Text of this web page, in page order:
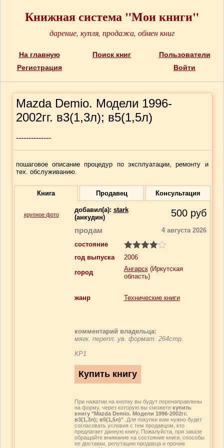
Книжная система "Мои книги"
дарение, купля, продажа, обмен книг
На главную Поиск книг
Пользователи
Регистрация
Войти
Mazda Demio. Модели 1996-
2002гг. в3(1,3л); в5(1,5л)
--------------
пошаговое описание процедур по эксплуатации, ремонту и
тех. обслуживанию.
Книга Продавец Консультация
крупное фото
добавил(a): stark
(анкудин)
500 руб
продам
4 августа 2026
состояние
год выпуска
2006
город
Ангарск(Иркутская
область)
жанр Технические книги
комментарий владельца:
мягк. перепл. ув. формат. 264стр.
КР1
При нажатии на кнопку вы будут перенаправлены
на форму, через которую вы сможете купить
книгу "Mazda Demio. Модели 1996-2002гг.
в3(1,3л); в5(1,5л)". Для покупки вам нужно будет
согласовать условия с тем продавцом, кто
предлагает данную книгу. Пожалуйста, при заказе
обращайте внимание на состояние книги, способы
ее доставки, репутацию продавца и прочие